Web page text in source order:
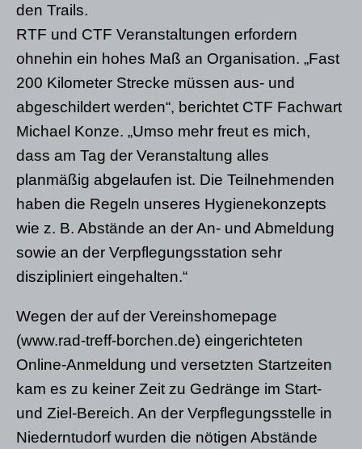
den Trails.
RTF und CTF Veranstaltungen erfordern
ohnehin ein hohes Maß an Organisation. „Fast
200 Kilometer Strecke müssen aus- und
abgeschildert werden“, berichtet CTF Fachwart
Michael Konze. „Umso mehr freut es mich,
dass am Tag der Veranstaltung alles
planmäßig abgelaufen ist. Die Teilnehmenden
haben die Regeln unseres Hygienekonzepts
wie z. B. Abstände an der An- und Abmeldung
sowie an der Verpflegungsstation sehr
diszipliniert eingehalten.“
Wegen der auf der Vereinshomepage
(www.rad-treff-borchen.de) eingerichteten
Online-Anmeldung und versetzten Startzeiten
kam es zu keiner Zeit zu Gedränge im Start-
und Ziel-Bereich. An der Verpflegungsstelle in
Niederntudorf wurden die nötigen Abstände